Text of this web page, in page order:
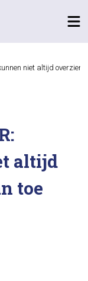
niet altijd overzien
altijd
toe